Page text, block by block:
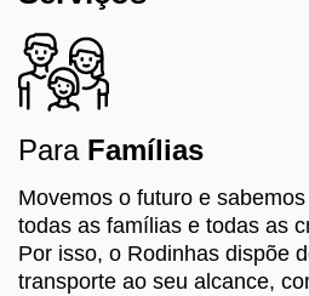
Para Famílias
Movemos o futuro e
todas as famílias e todas as
Por isso, o Rodinhas dispõe
transporte ao seu alcance,